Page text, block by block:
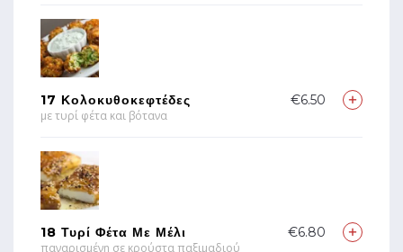
17 Κολοκυθοκεφτέδες
με τυρί φέτα και βότανα
€6.50
18 Τυρί Φέτα Με Μέλι
παναρισμένη σε κρούστα παξιμαδιού
€6.80